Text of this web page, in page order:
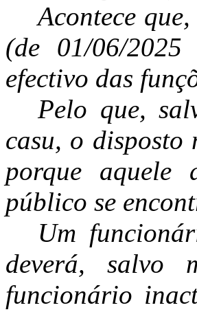
Acontece
(de 01/06/
efectivo das
Pelo que,
casu, o
porque aquele
público se
Um
deverá, salvo
funcionário